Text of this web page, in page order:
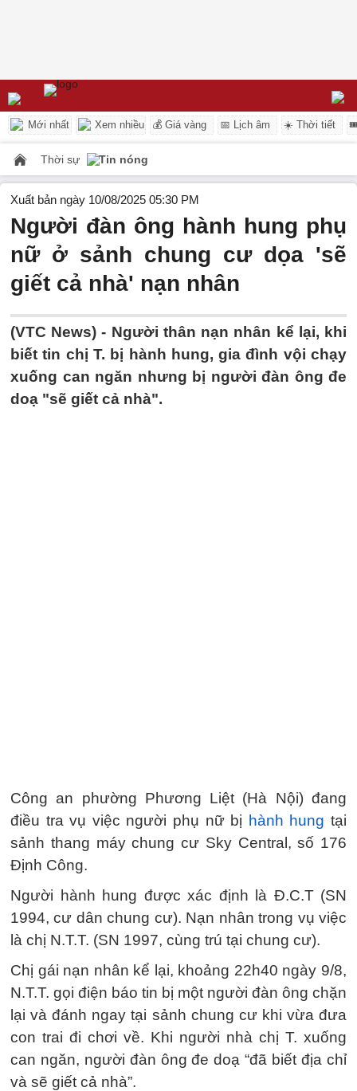
Mới nhất Xem nhiều 💰 Giá vàng 📅 Lịch âm ☀️ Thời tiết
Thời sự Tin nóng
Xuất bản ngày 10/08/2025 05:30 PM
Người đàn ông hành hung phụ
nữ ở sảnh chung cư dọa 'sẽ
giết cả nhà' nạn nhân
(VTC News) - Người thân nạn nhân kể lại, khi
biết tin chị T. bị hành hung, gia đình vội chạy
xuống can ngăn nhưng bị người đàn ông đe
doạ "sẽ giết cả nhà".
Công an phường Phương Liệt (Hà Nội) đang
điều tra vụ việc người phụ nữ bị hành hung tại
sảnh thang máy chung cư Sky Central, số 176
Định Công.
Người hành hung được xác định là Đ.C.T (SN
1994, cư dân chung cư). Nạn nhân trong vụ việc
là chị N.T.T. (SN 1997, cùng trú tại chung cư).
Chị gái nạn nhân kể lại, khoảng 22h40 ngày 9/8,
N.T.T. gọi điện báo tin bị một người đàn ông chặn
lại và đánh ngay tại sảnh chung cư khi vừa đưa
con trai đi chơi về. Khi người nhà chị T. xuống
can ngăn, người đàn ông đe doạ “đã biết địa chỉ
và sẽ giết cả nhà”.